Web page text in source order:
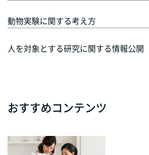
動物実験に関する考え方
人を対象とする研究に関する情報公開
おすすめコンテンツ